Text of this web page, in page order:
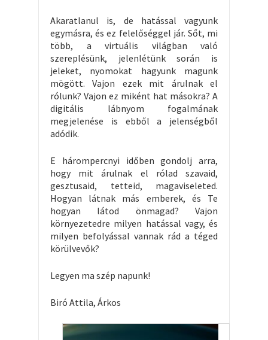
Akaratlanul is, de hatással vagyunk
egymásra, és ez felelőséggel jár. Sőt, mi
több, a virtuális világban való
szereplésünk, jelenlétünk során is
jeleket, nyomokat hagyunk magunk
mögött. Vajon ezek mit árulnak el
rólunk? Vajon ez miként hat másokra? A
digitális lábnyom fogalmának
megjelenése is ebből a jelenségből
adódik.
E hárompercnyi időben gondolj arra,
hogy mit árulnak el rólad szavaid,
gesztusaid, tetteid, magaviseleted.
Hogyan látnak más emberek, és Te
hogyan látod önmagad? Vajon
környezetedre milyen hatással vagy, és
milyen befolyással vannak rád a téged
körülvevők?
Legyen ma szép napunk!
Biró Attila, Árkos